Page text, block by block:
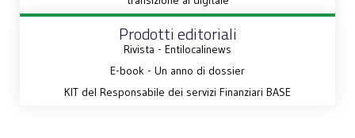
Prodotti editoriali
Rivista - Entilocalinews
E-book - Un anno di dossier
KIT del Responsabile dei servizi Finanziari BASE